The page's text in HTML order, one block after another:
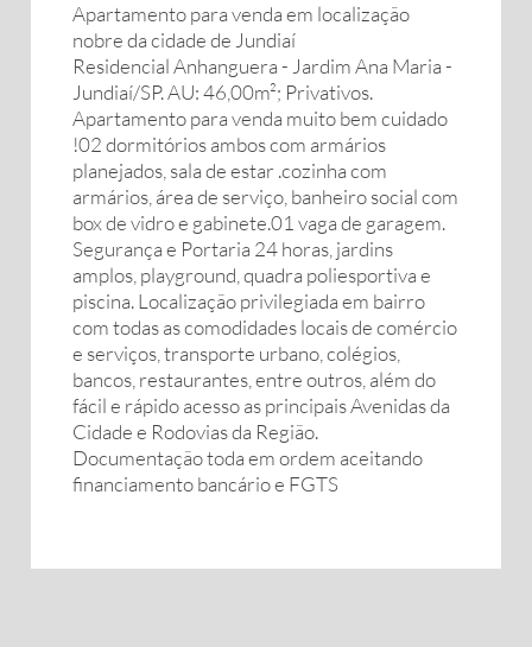
Apartamento para venda em localização
nobre da cidade de Jundiaí
Residencial Anhanguera - Jardim Ana Maria -
Jundiaí/SP. AU: 46,00m²; Privativos.
Apartamento para venda muito bem cuidado
!02 dormitórios ambos com armários
planejados, sala de estar .cozinha com
armários, área de serviço, banheiro social com
box de vidro e gabinete.01 vaga de garagem.
Segurança e Portaria 24 horas, jardins
amplos, playground, quadra poliesportiva e
piscina. Localização privilegiada em bairro
com todas as comodidades locais de comércio
e serviços, transporte urbano, colégios,
bancos, restaurantes, entre outros, além do
fácil e rápido acesso as principais Avenidas da
Cidade e Rodovias da Região.
Documentação toda em ordem aceitando
financiamento bancário e FGTS